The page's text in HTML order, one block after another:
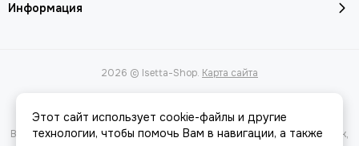
Информация
2026 © Isetta-Shop. Карта сайта
Вся представленная на сайте информация, касающаяся характеристик,
Этот сайт использует cookie-файлы и другие
технологии, чтобы помочь Вам в навигации, а также